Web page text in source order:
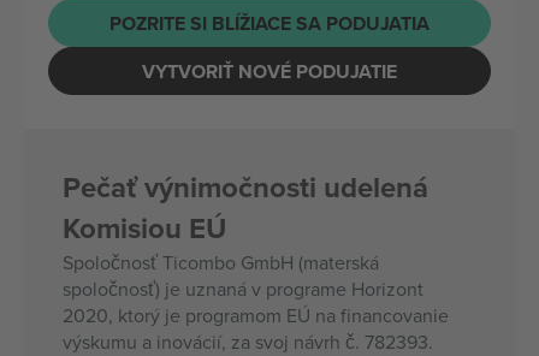
POZRITE SI BLÍŽIACE SA PODUJATIA
VYTVORIŤ NOVÉ PODUJATIE
Pečať výnimočnosti udelená
Komisiou EÚ
Spoločnosť Ticombo GmbH (materská
spoločnosť) je uznaná v programe Horizont
2020, ktorý je programom EÚ na financovanie
výskumu a inovácií, za svoj návrh č. 782393.